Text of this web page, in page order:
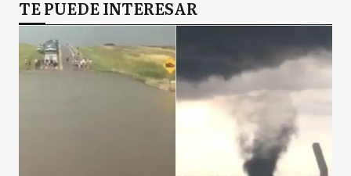
TE PUEDE INTERESAR